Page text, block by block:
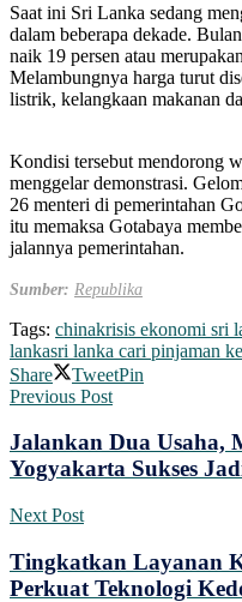
Saat ini Sri Lanka sedang
dalam beberapa dekade.
naik 19 persen atau
Melambungnya harga turut
listrik, kelangkaan makanan
Kondisi tersebut mendorong
menggelar demonstrasi.
26 menteri di pemerintahan
itu memaksa Gotabaya
jalannya pemerintahan.
Sumber: Republika
Tags: chinakrisis ekonomi sri
lankasri lanka cari pinjaman
Share
TweetPin
Previous Post
Jalankan Dua Usaha,
Yogyakarta Sukses
Next Post
Tingkatkan Layanan
Perkuat Teknologi